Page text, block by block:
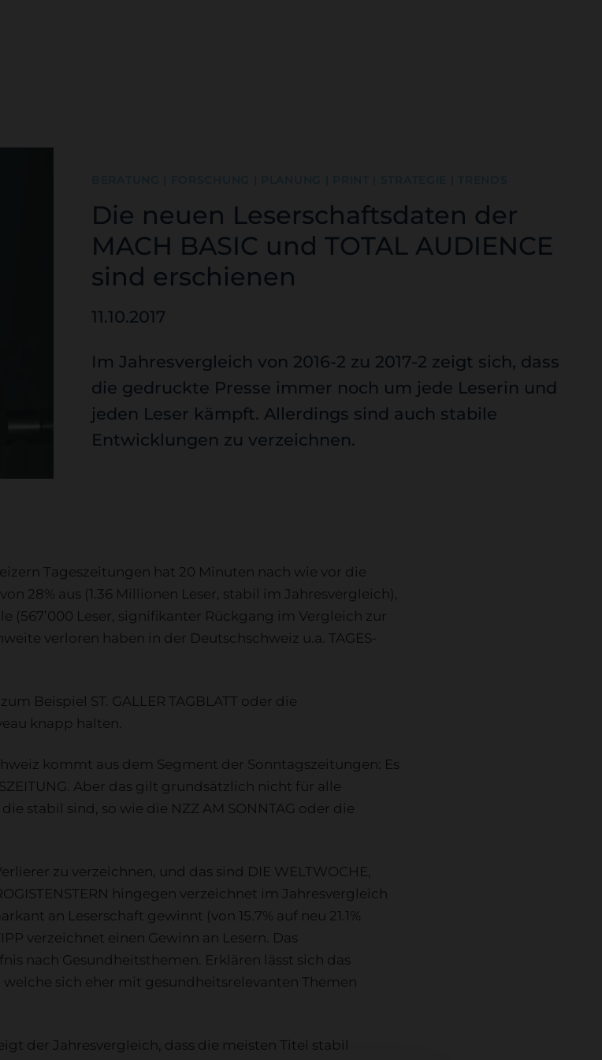
Die neuen Leserschaftsdaten der
MACH BASIC und TOTAL AUDIENCE
sind erschienen
11.10.2017
Im Jahresvergleich von 2016-2 zu 2017-2 zeigt sich, dass
die gedruckte Presse immer noch um jede Leserin und
jeden Leser kämpft. Allerdings sind auch stabile
Entwicklungen zu verzeichnen.
Tageszeitungen hat 20 Minuten nach wie vor die
28% aus (1.36 Millionen Leser, stabil im Jahresvergleich),
(567’000 Leser, signifikanter Rückgang im Vergleich zur
verloren haben in der Deutschschweiz u.a. TAGES-
Beispiel ST. GALLER TAGBLATT oder die
knapp halten.
kommt aus dem Segment der Sonntagszeitungen: Es
Aber das gilt grundsätzlich nicht für alle
stabil sind, so wie die NZZ AM SONNTAG oder die
zu verzeichnen, und das sind DIE WELTWOCHE,
hingegen verzeichnet im Jahresvergleich
an Leserschaft gewinnt (von 15.7% auf neu 21.1%
verzeichnet einen Gewinn an Lesern. Das
nach Gesundheitsthemen. Erklären lässt sich das
sich eher mit gesundheitsrelevanten Themen
der Jahresvergleich, dass die meisten Titel stabil